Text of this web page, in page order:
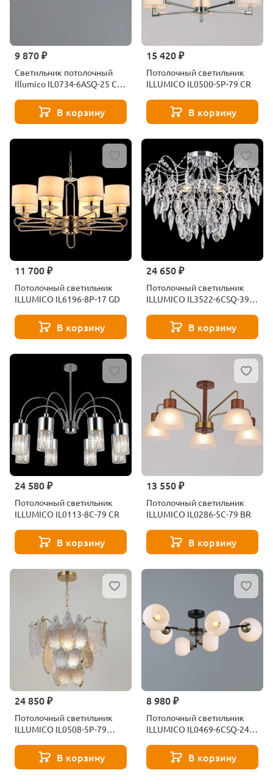
9 870 ₽
Светильник потолочный
Illumico IL0734-6ASQ-25 CR
В корзину
15 420 ₽
Потолочный светильник
ILLUMICO IL0500-5P-79 CR
В корзину
11 700 ₽
Потолочный светильник
ILLUMICO IL6196-8P-17 GD
В корзину
24 650 ₽
Потолочный светильник
ILLUMICO IL3522-6CSQ-39
В корзину
24 580 ₽
Потолочный светильник
ILLUMICO IL0113-8C-79 CR
В корзину
13 550 ₽
Потолочный светильник
ILLUMICO IL0286-5C-79 BR
В корзину
24 850 ₽
Потолочный светильник
ILLUMICO IL0508-5P-79
В корзину
8 980 ₽
Потолочный светильник
ILLUMICO IL0469-6CSQ-24
В корзину